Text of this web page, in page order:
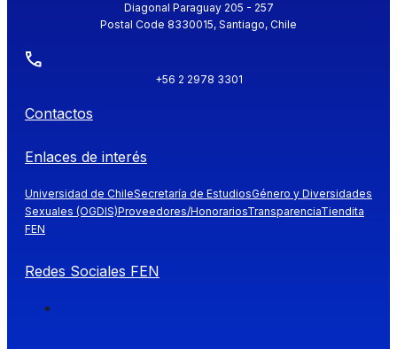
Diagonal Paraguay 205 - 257
Postal Code 8330015, Santiago, Chile
+56 2 2978 3301
Contactos
Enlaces de interés
Universidad de ChileSecretaría de EstudiosGénero y Diversidades
Sexuales (OGDIS)Proveedores/HonorariosTransparenciaTiendita
FEN
Redes Sociales FEN